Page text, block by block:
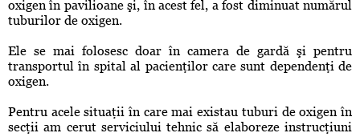
oxigen în pavilioane şi, în acest fel, a fost diminuat numărul
tuburilor de oxigen.
Ele se mai folosesc doar în camera de gardă şi pentru
transportul în spital al pacienţilor care sunt dependenţi de
oxigen.
Pentru acele situaţii în care mai existau tuburi de oxigen în
secţii am cerut serviciului tehnic să elaboreze instrucţiuni